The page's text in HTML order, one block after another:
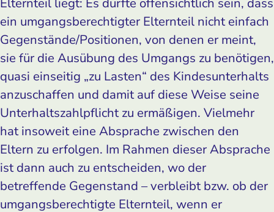
ein umgangsberechtigter Elternteil nicht einfach
Gegenstände/Positionen, von denen er meint,
sie für die Ausübung des Umgangs zu benötigen,
quasi einseitig „zu Lasten“ des Kindesunterhalts
anzuschaffen und damit auf diese Weise seine
Unterhaltszahlpflicht zu ermäßigen. Vielmehr
hat insoweit eine Absprache zwischen den
Eltern zu erfolgen. Im Rahmen dieser Absprache
ist dann auch zu entscheiden, wo der
betreffende Gegenstand – verbleibt bzw. ob der
umgangsberechtigte Elternteil, wenn er